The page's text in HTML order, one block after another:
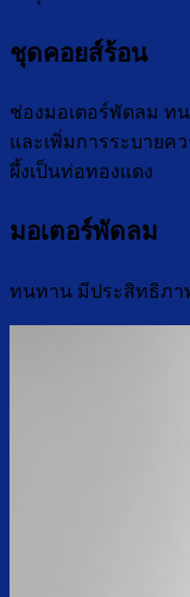
ชุดคอยส์ร้อน
ช่องมอเตอร์พัดลม ท
และเพิ่มการระบายค
ผึ้งเป็นท่อทองแดง
มอเตอร์พัดลม
ทนทาน มีประสิทธิภา